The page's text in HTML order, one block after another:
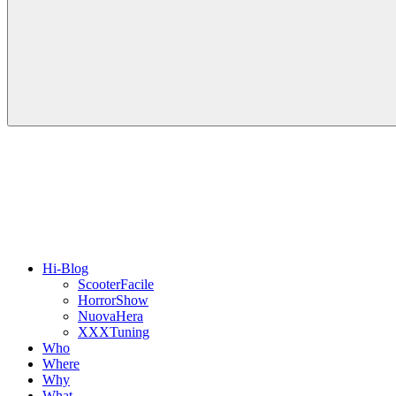
Hi-Blog
ScooterFacile
HorrorShow
NuovaHera
XXXTuning
Who
Where
Why